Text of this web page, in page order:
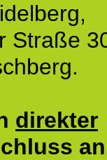
Straße
direkter